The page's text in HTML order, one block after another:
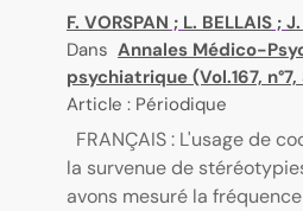
F. VORSPAN ; L. BELLAIS ;
Dans Annales Médico-
psychiatrique (Vol.167,
Article : Périodique
FRANÇAIS : L'usage de
la survenue de
avons mesuré la